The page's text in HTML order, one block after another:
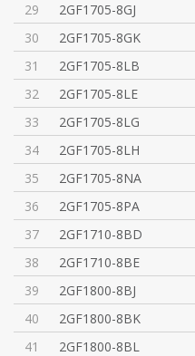
29
2GF1705-8GJ
30
2GF1705-8GK
31
2GF1705-8LB
32
2GF1705-8LE
33
2GF1705-8LG
34
2GF1705-8LH
35
2GF1705-8NA
36
2GF1705-8PA
37
2GF1710-8BD
38
2GF1710-8BE
39
2GF1800-8BJ
40
2GF1800-8BK
41
2GF1800-8BL